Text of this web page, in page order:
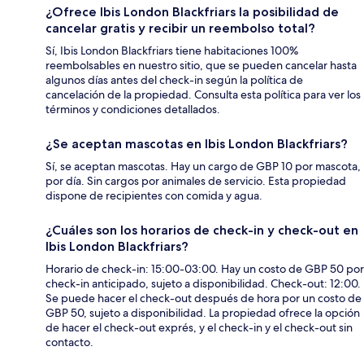
¿Ofrece Ibis London Blackfriars la posibilidad de
cancelar gratis y recibir un reembolso total?
Sí, Ibis London Blackfriars tiene habitaciones 100%
reembolsables en nuestro sitio, que se pueden cancelar hasta
algunos días antes del check-in según la política de
cancelación de la propiedad. Consulta esta política para ver los
términos y condiciones detallados.
¿Se aceptan mascotas en Ibis London Blackfriars?
Sí, se aceptan mascotas. Hay un cargo de GBP 10 por mascota,
por día. Sin cargos por animales de servicio. Esta propiedad
dispone de recipientes con comida y agua.
¿Cuáles son los horarios de check-in y check-out en
Ibis London Blackfriars?
Horario de check-in: 15:00-03:00. Hay un costo de GBP 50 por
check-in anticipado, sujeto a disponibilidad. Check-out: 12:00.
Se puede hacer el check-out después de hora por un costo de
GBP 50, sujeto a disponibilidad. La propiedad ofrece la opción
de hacer el check-out exprés, y el check-in y el check-out sin
contacto.